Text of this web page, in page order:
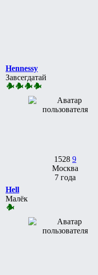
Hennessy
Завсегдатай
1528 9
Москва
7 года
Hell
Малёк